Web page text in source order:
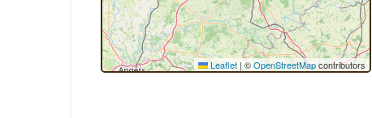
Leaflet | ©OpenStreetMapcontributors